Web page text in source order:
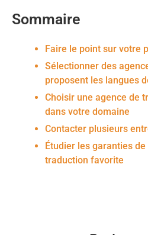
Sommaire
Faire le point sur votre
Sélectionner des
proposent les langues
Choisir une agence de
dans votre domaine
Contacter plusieurs
Étudier les garanties
traduction favorite